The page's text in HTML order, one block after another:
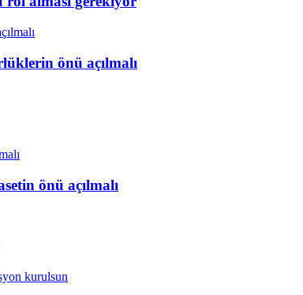
önü açılmalı
önü açılmalı